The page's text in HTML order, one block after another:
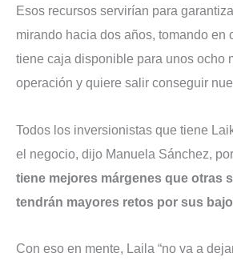
Esos recursos servirían para
mirando hacia dos años, tomando en
tiene caja disponible para unos ocho
operación y quiere salir conseguir
Todos los inversionistas que tiene
el negocio, dijo Manuela Sánchez,
tiene mejores márgenes que otras
tendrán mayores retos por sus
Con eso en mente, Laila “no va a